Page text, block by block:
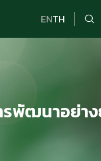
ENTH
รพัฒนาอย่า